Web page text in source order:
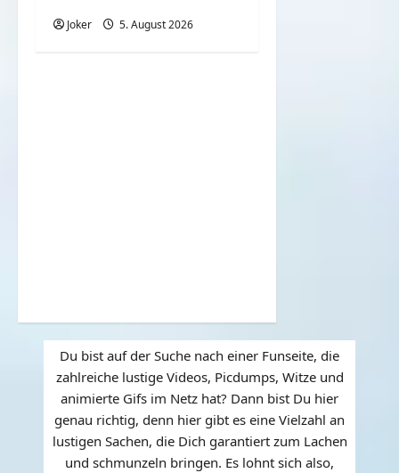
Joker 5. August 2026
Du bist auf der Suche nach einer Funseite, die
zahlreiche lustige Videos, Picdumps, Witze und
animierte Gifs im Netz hat? Dann bist Du hier
genau richtig, denn hier gibt es eine Vielzahl an
lustigen Sachen, die Dich garantiert zum Lachen
und schmunzeln bringen. Es lohnt sich also,